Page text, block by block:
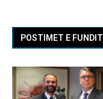
POSTIMET E FUNDIT